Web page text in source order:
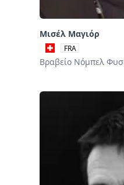
Μισέλ Μαγιόρ
FRA
Βραβείο Νόμπελ